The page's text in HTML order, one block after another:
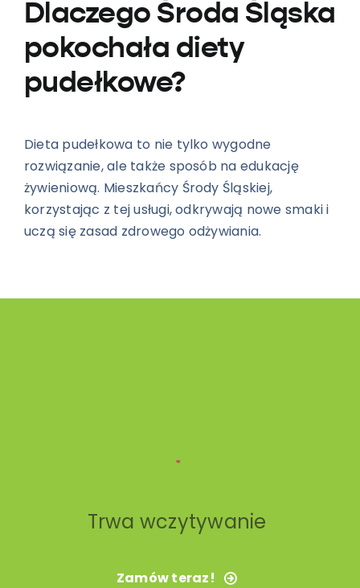
Dlaczego Środa Śląska
pokochała diety
pudełkowe?
Dieta pudełkowa to nie tylko wygodne
rozwiązanie, ale także sposób na edukację
żywieniową. Mieszkańcy Środy Śląskiej,
korzystając z tej usługi, odkrywają nowe smaki i
uczą się zasad zdrowego odżywiania.
Trwa wczytywanie
Zamów teraz!